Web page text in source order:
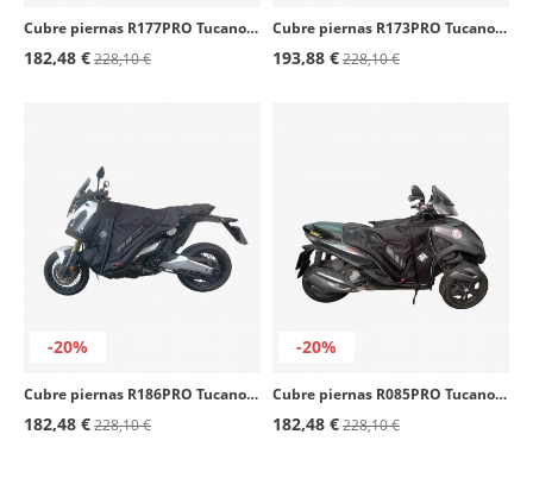
Cubre piernas R177PRO Tucano Urbano Honda SH 300
182,48 €228,10 €
Cubre piernas R173PRO Tucano Urbano Peugeot Metropolis
193,88 €228,10 €
-20%
Cubre piernas R186PRO Tucano Urbano Honda X-ADV
182,48 €228,10 €
-20%
Cubre piernas R085PRO Tucano Urbano Piaggio MP3 Yourban
182,48 €228,10 €